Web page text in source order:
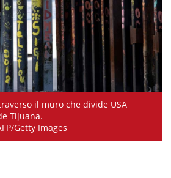
il muro che divide USA
Tijuana.
Getty Images